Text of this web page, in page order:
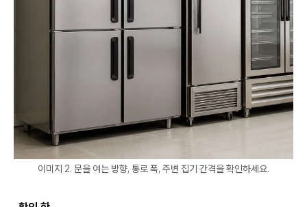
이미지 2. 문을 여는 방향, 통로 폭, 주변 집기 간격을 확인하세요.